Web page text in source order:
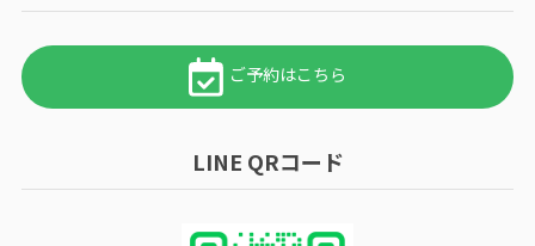
ご予約はこちら
LINE QRコード